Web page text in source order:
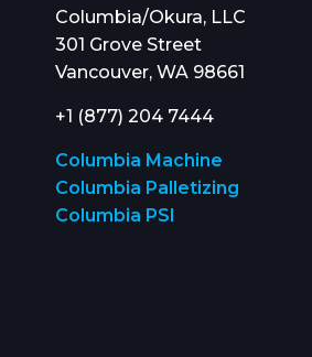
Columbia/Okura, LLC
301 Grove Street
Vancouver, WA 98661
+1 (877) 204 7444
Columbia Machine
Columbia Palletizing
Columbia PSI